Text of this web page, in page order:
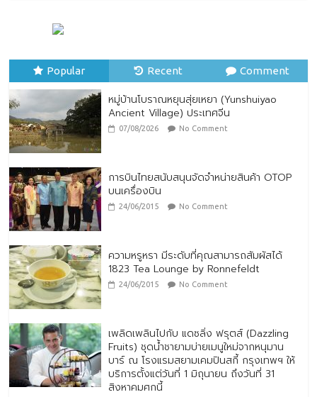
28/07/2026 No Comment
Popular Recent Comment
หมู่บ้านโบราณหยุนสุ่ยเหยา (Yunshuiyao
Ancient Village) ประเทศจีน
07/08/2026 No Comment
การบินไทยสนับสนุนจัดจำหน่ายสินค้า OTOP
บนเครื่องบิน
24/06/2015 No Comment
ความหรูหรา มีระดับที่คุณสามารถสัมผัสได้
1823 Tea Lounge by Ronnefeldt
24/06/2015 No Comment
เพลิดเพลินไปกับ แดซลิ่ง ฟรุตส์ (Dazzling
Fruits) ชุดน้ำชายามบ่ายเมนูใหม่จากหนุมาน
บาร์ ณ โรงแรมสยามเคมปินสกี้ กรุงเทพฯ ให้
บริการตั้งแต่วันที่ 1 มิถุนายน ถึงวันที่ 31
สิงหาคมศกนี้